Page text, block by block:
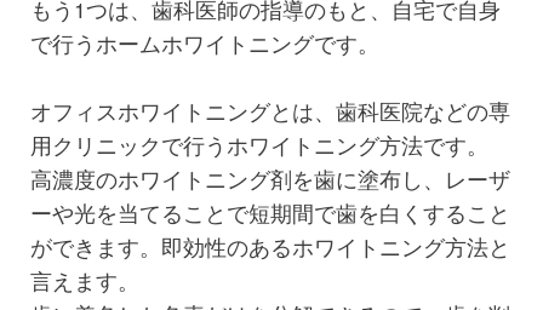
もう1つは、歯科医師の指導のもと、自宅で自身
で行うホームホワイトニングです。
オフィスホワイトニングとは、歯科医院などの専
用クリニックで行うホワイトニング方法です。
高濃度のホワイトニング剤を歯に塗布し、レーザ
ーや光を当てることで短期間で歯を白くすること
ができます。即効性のあるホワイトニング方法と
言えます。